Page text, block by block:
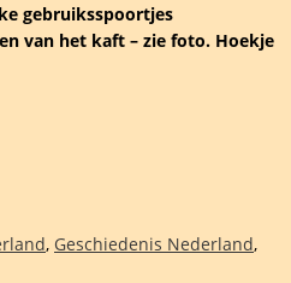
gebruiksspoortjes
van het kaft – zie foto. Hoekje
, Geschiedenis Nederland,